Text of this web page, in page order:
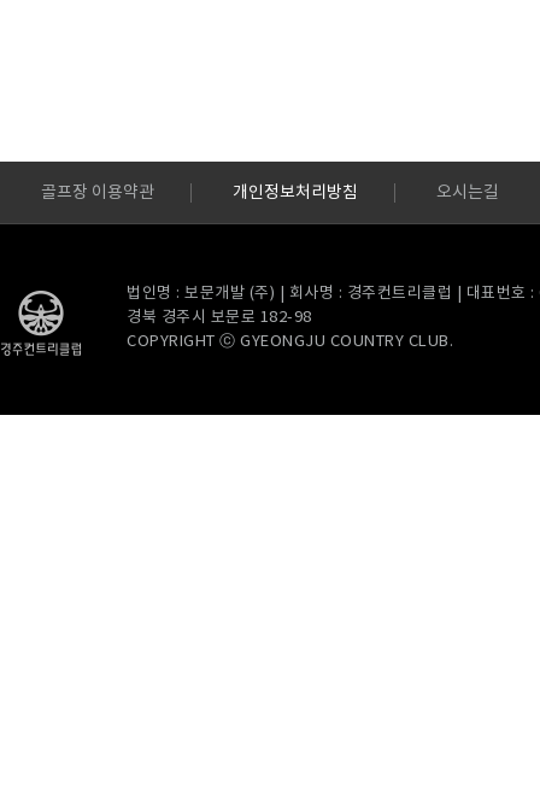
골프장 이용약관 개인정보처리방침 오시는길
법인명 : 보문개발 (주) | 회사명 : 경주컨트리클럽 | 대표번
경북 경주시 보문로 182-98
COPYRIGHT ⓒ GYEONGJU COUNTRY CLUB.